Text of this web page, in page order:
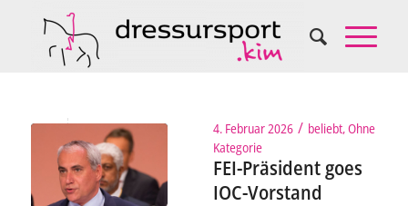
4. Februar 2026 / beliebt,Ohne
Kategorie
FEI-Präsident goes
IOC-Vorstand